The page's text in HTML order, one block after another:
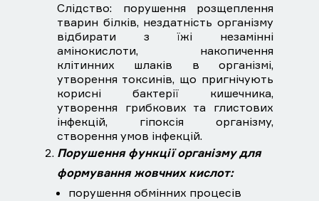
Слідство: порушення розщеплення
тварин білків, нездатність організму
відбирати з їжі незамінні
амінокислоти, накопичення
клітинних шлаків в організмі,
утворення токсинів, що пригнічують
корисні бактерії кишечника,
утворення грибкових та глистових
інфекцій, гіпоксія організму,
створення умов інфекцій.
Порушення функції організму для
формування жовчних кислот:
порушення обмінних процесів